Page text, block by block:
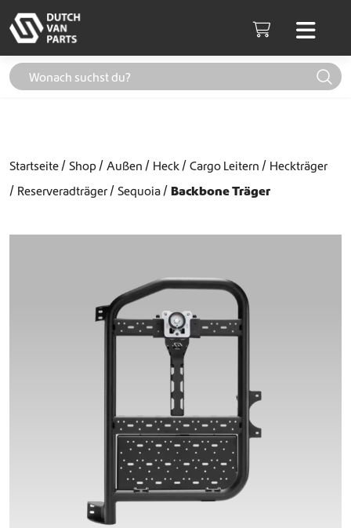
Cart
Startseite Shop Außen Heck Cargo Leitern
Heckträger
Reserveradträger
Sequoia Backbone Träger